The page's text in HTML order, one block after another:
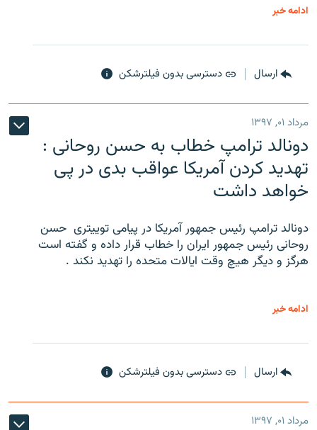
ادامه خبر
ارسال دسترسی بدون فیلترشکن
مرداد ۰۱, ۱۳۹۷
دونالد ترامپ خطاب به حسن روحانی :
تهدید کردن آمریکا عواقب بدی در پی
خواهد داشت
دونالد ترامپ رئیس جمهور آمریکا در پیامی توییتری ‌ حسن
روحانی رئیس جمهور ایران را خطاب قرار داده و گفته است
هرگز و دیگر هیچ وقت ایالات متحده را تهدید نکند .
ادامه خبر
ارسال دسترسی بدون فیلترشکن
مرداد ۰۱, ۱۳۹۷